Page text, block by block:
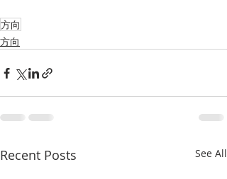
方向
方向
Recent Posts See All